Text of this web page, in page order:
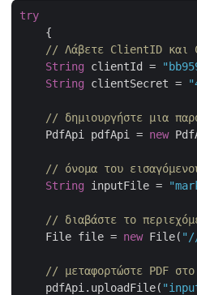
try
    {
// Λάβετε ClientID και
String clientId =
String clientSecret =
// δημιουργήστε μια
    PdfApi pdfApi =
new
// όνομα του
String inputFile =
// διαβάστε το
    File file =
new File(
// μεταφορτώστε PDF
    pdfApi.uploadFile(